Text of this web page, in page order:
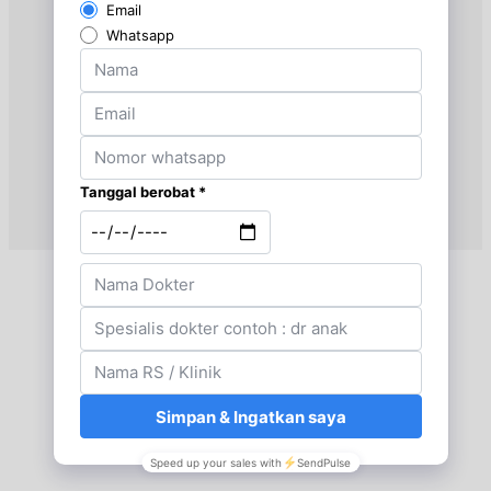
Senin, 17/08/2026
Jam 09:00 - 12:30
Senin, 17/08/2026
Jam 13:00 - 15:00
Selasa, 18/08/2026
Jam 08:00 - 11:00
Selasa, 18/08/2026
Jam 16:00 - 19:00
Rabu, 19/08/2026
Jam 09:00 - 12:00
Rabu, 19/08/2026
Jam 12:00 - 13:00